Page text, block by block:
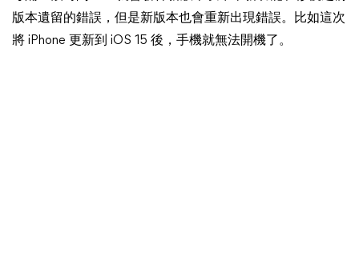
版本遺留的錯誤，但是新版本也會重新出現錯誤。比如這次
將 iPhone 更新到 iOS 15 後，手機就無法開機了。